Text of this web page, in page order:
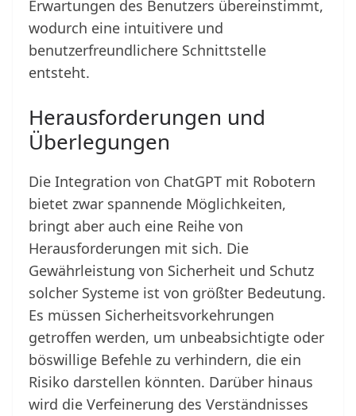
Erwartungen des Benutzers übereinstimmt,
wodurch eine intuitivere und
benutzerfreundlichere Schnittstelle
entsteht.
Herausforderungen und
Überlegungen
Die Integration von ChatGPT mit Robotern
bietet zwar spannende Möglichkeiten,
bringt aber auch eine Reihe von
Herausforderungen mit sich. Die
Gewährleistung von Sicherheit und Schutz
solcher Systeme ist von größter Bedeutung.
Es müssen Sicherheitsvorkehrungen
getroffen werden, um unbeabsichtigte oder
böswillige Befehle zu verhindern, die ein
Risiko darstellen könnten. Darüber hinaus
wird die Verfeinerung des Verständnisses